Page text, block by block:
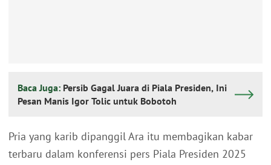
Baca Juga: Persib Gagal Juara di Piala Presiden, Ini
Pesan Manis Igor Tolic untuk Bobotoh
Pria yang karib dipanggil Ara itu membagikan kabar
terbaru dalam konferensi pers Piala Presiden 2025